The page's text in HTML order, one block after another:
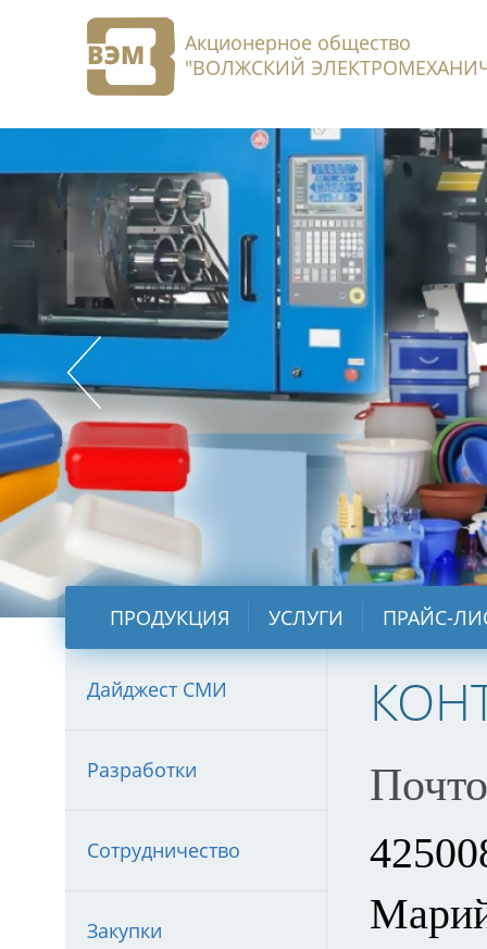
Акционерное общество
"ВОЛЖСКИЙ
ПРОДУКЦИЯ УСЛУГИ ПРАЙС-
Дайджест СМИ
Разработки
Сотрудничество
Закупки